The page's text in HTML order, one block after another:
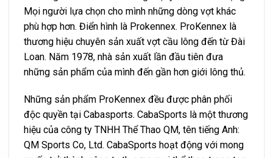
Mọi người lựa chọn cho mình những dòng vợt khác
phù hợp hơn. Điển hình là Prokennex. ProKennex là
thương hiệu chuyên sản xuất vợt cầu lông đến từ Đài
Loan. Năm 1978, nhà sản xuất lần đầu tiên đưa
những sản phẩm của mình đến gần hơn giới lông thủ.
Những sản phẩm ProKennex đều được phân phối
độc quyền tại Cabasports. CabaSports là một thương
hiệu của công ty TNHH Thể Thao QM, tên tiếng Anh:
QM Sports Co, Ltd. CabaSports hoạt động với mong